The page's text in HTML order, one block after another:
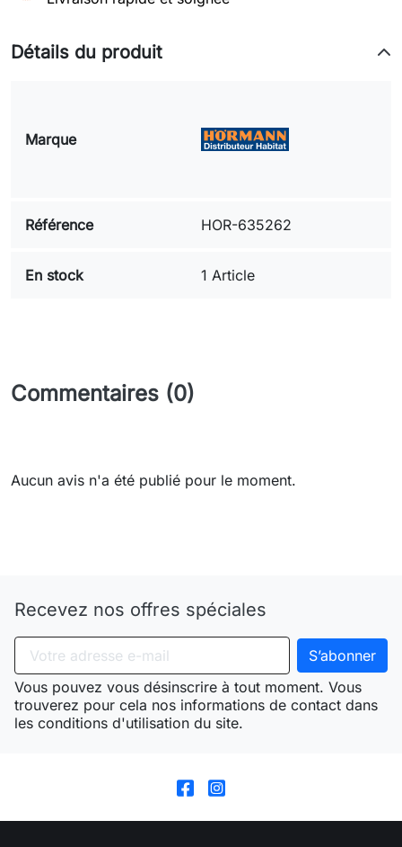
Détails du produit
Marque
Référence HOR-635262
En stock 1 Article
Commentaires (0)
Aucun avis n'a été publié pour le moment.
Recevez nos offres spéciales
Vous pouvez vous désinscrire à tout moment. Vous
trouverez pour cela nos informations de contact dans
les conditions d'utilisation du site.